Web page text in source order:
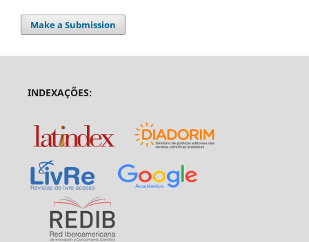
Make a Submission
INDEXAÇÕES: